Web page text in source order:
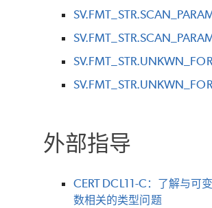
外部指导
CERT DCL11-C：了解与可
数相关的类型问题